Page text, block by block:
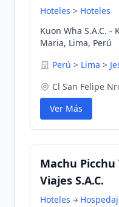
Hoteles > Hoteles
Kuon Wha S.A.C. -
Maria, Lima, Perú
Perú > Lima >
Cl San Felipe
Ver Más
Machu
Viajes S.A.C.
Hoteles